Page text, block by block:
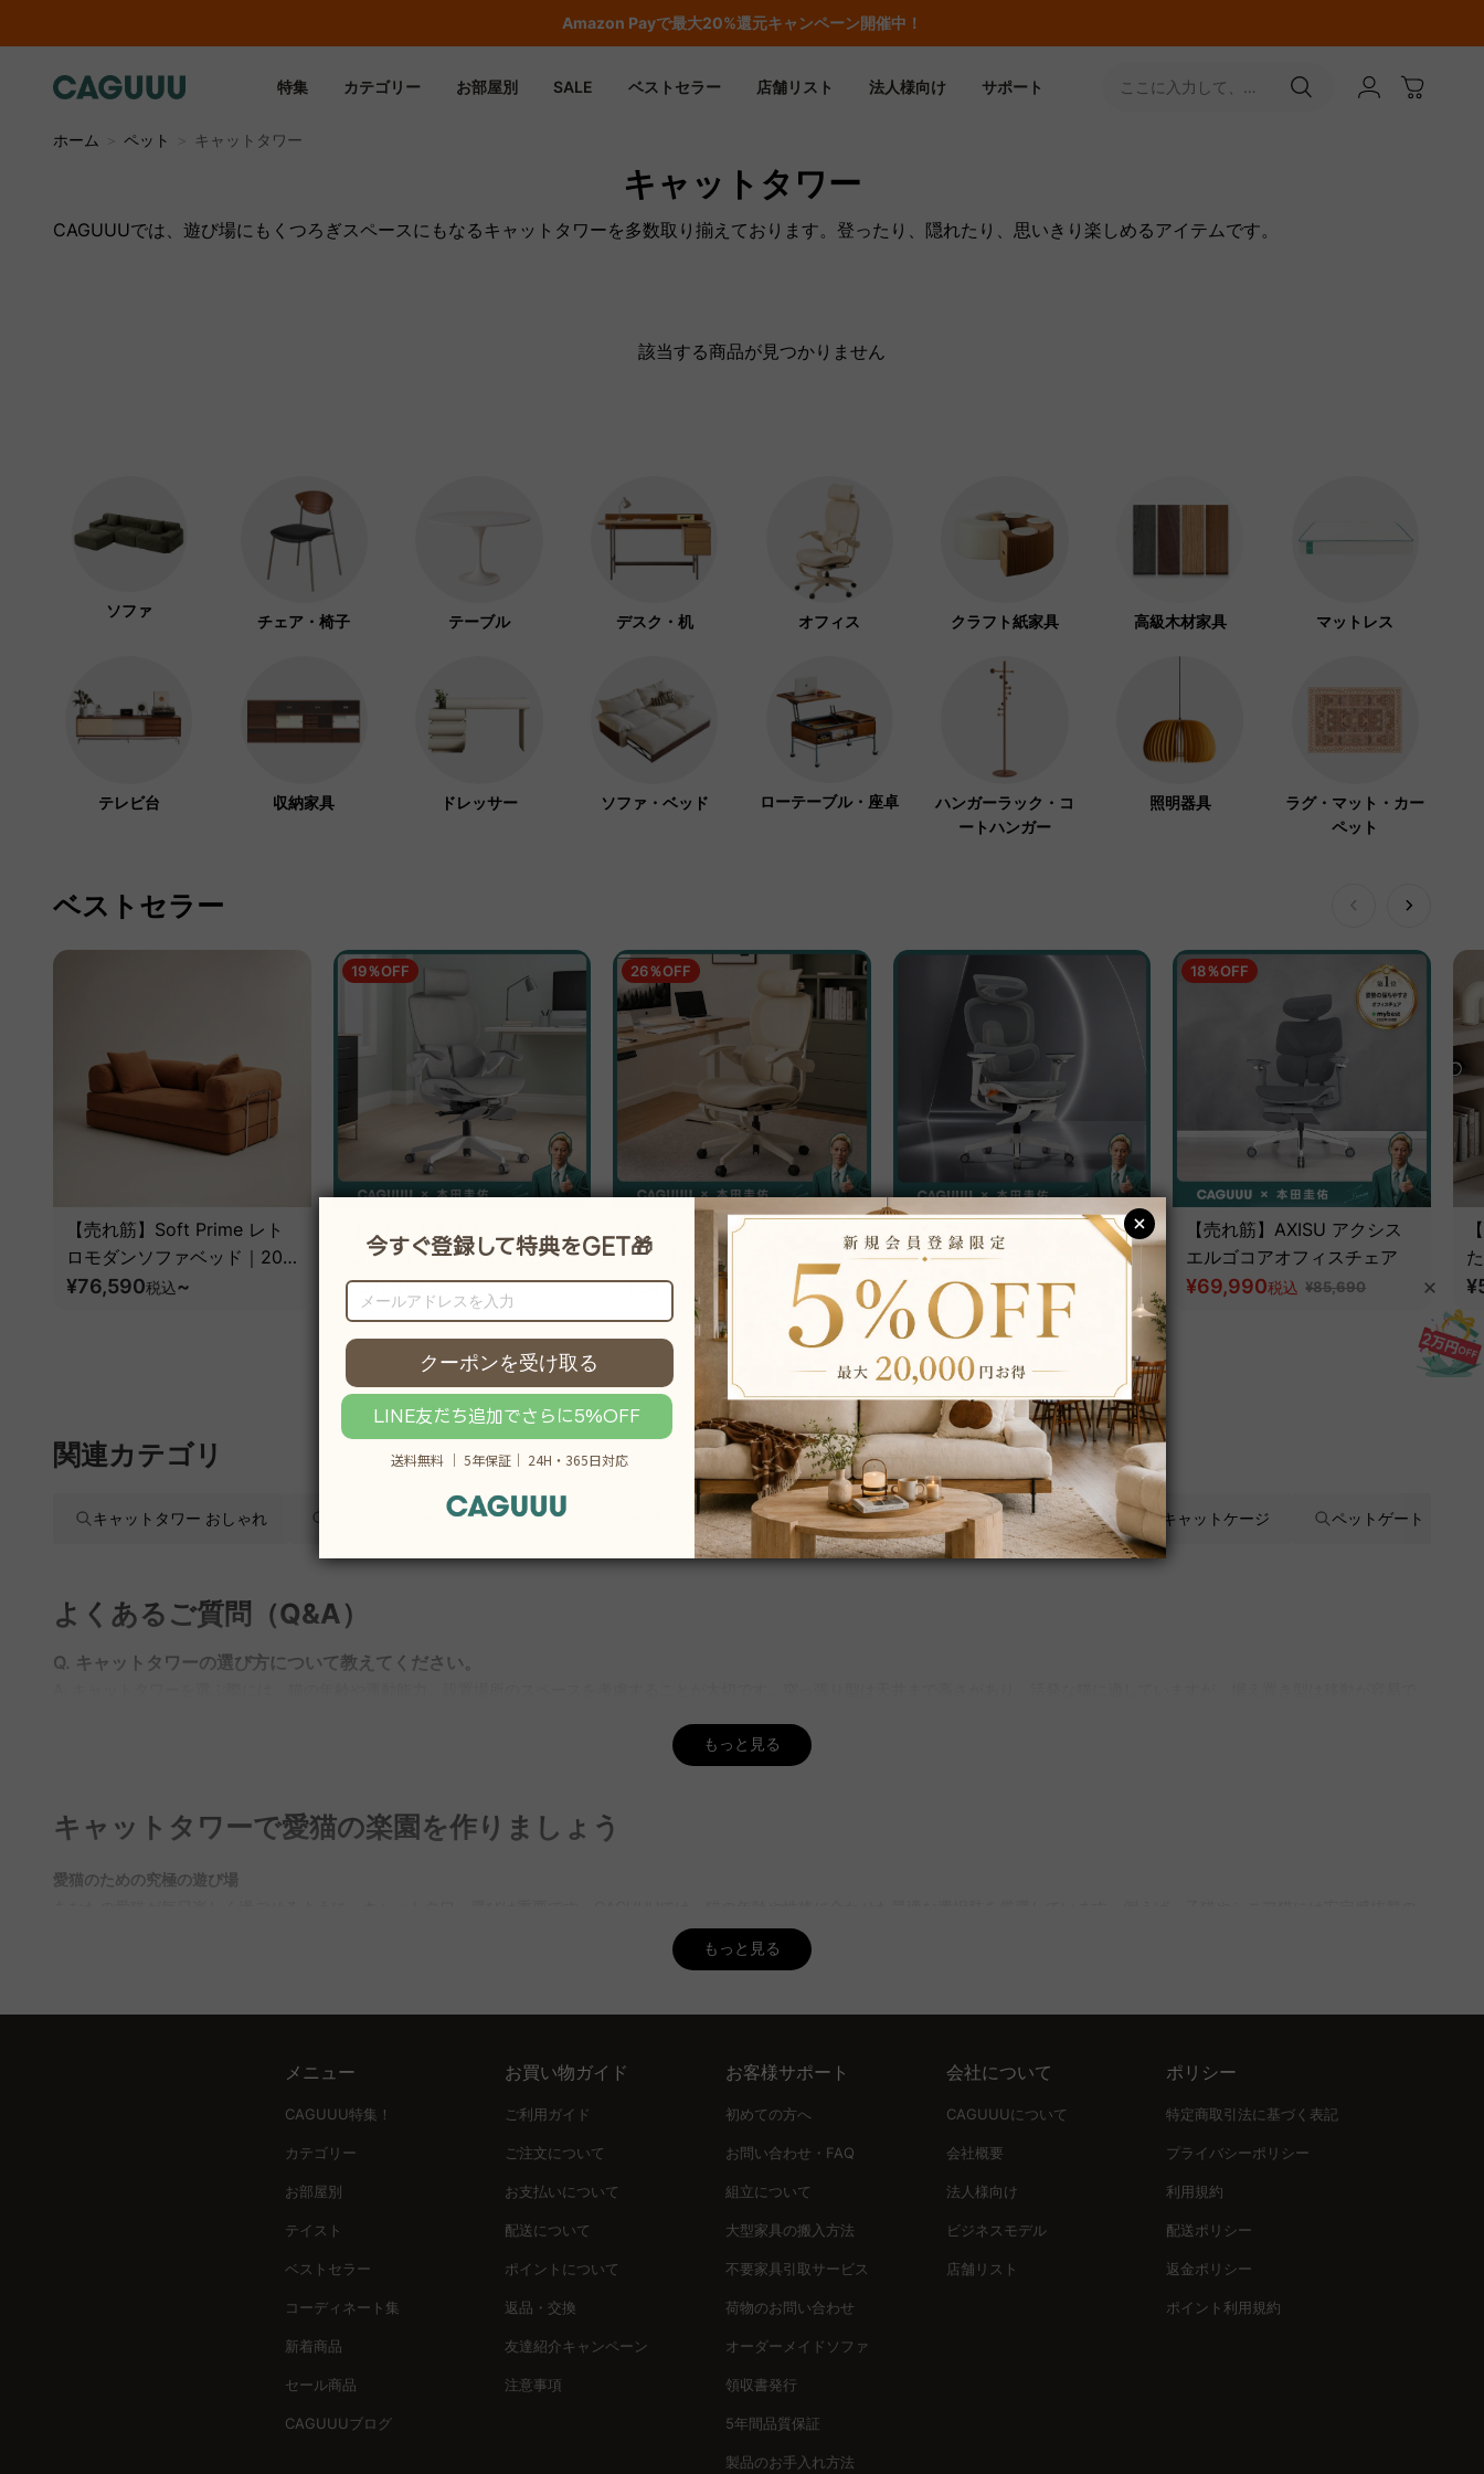
Amazon Payで最大20%還元キャンペーン開催中！
特集 カテゴリー お部屋別 SALE ベストセラー 店舗リスト 法人様向け サポート
ここに入力して、
ホーム
ペット キャットタワー
キャットタワー
CAGUUUでは、遊び場にもくつろぎスペースにもなるキャットタワーを多数取り揃えております。登ったり、隠れたり、思いきり楽しめるアイテムです。
該当する商品が見つかりません
ソファ
チェア・椅子 テーブル デスク・机 オフィス クラフト紙家具 高級木材家具 マットレス
テレビ台 収納家具 ドレッサー ソファ・ベッド ローテーブル・座卓
ハンガーラック・コ
ートハンガー
照明器具
ラグ・マット・カー
ペット
ベストセラー
【売れ筋】Soft Prime レト
ロモダンソファベッド｜20
色以上から選べるコーデュロ
¥76,590税込~
19％OFF
【売れ筋】AXISU アクシス
コアライトオフィスチェア
¥31,790税込 ¥39,290
26％OFF
【売れ筋】AXISU アクシス
エアリーライトオフィスチェ
ア
¥24,990 税込 ¥33,990
AXISU アクシスエルゴフラ
イオフィスチェア｜圧倒的な
追従機能とフルサポート構造
¥52,800 税込
18％OFF
【売れ筋】AXISU アクシス
エルゴコアオフィスチェア
¥69,990税込 ¥85,690
関連カテゴリ
キャットタワー おしゃれ キャットタワー 木製 キャットタワー 突っ張り キャットタワー スリム キャットハウス キャットケージ ペットゲート
よくあるご質問（Q&A）
Q. キャットタワーの選び方について教えてください。
め、賃貸などの限られたスペースでも安心です。CAGUUUでは、コンパクトで安定感のある据え置き型キャットタワーを取り揃えておりますので、ぜひご覧ください。
Q. キャットタワーの素材選びのポイントはありますか？
トタワーを多数ご用意しており、5年品質保証で長く安心してお使いいただけます。
もっと見る
キャットタワーで愛猫の楽園を作りましょう
愛猫のための究極の遊び場
据え置き型を、活発な猫には高さがある突っ張り型を提案します。猫の安全と安心を第一に、設置場所やサイズも考慮したデザインを揃えています。
あなたの家にぴったりなコーディネート
CAGUUUのキャットタワーコレクションは、部屋の広さやインテリアスタイルに合わせて選べる多彩なバリエーションが魅力。リビングや寝室にぴったりのデザインを見つけて、愛猫との生活空間
に、安心してお買い物を楽しんでいただける環境を提供します。
愛猫のために、最高の遊び場を作りましょう。CAGUUUのキャットタワーコレクションは、あなたの家にぴったりのアイテムを提供します。今すぐコレクションページを訪れ、愛猫の楽園を手に入
もっと見る
メニュー
CAGUUU特集！
カテゴリー
お部屋別
テイスト
ベストセラー
コーディネート集
新着商品
セール商品
CAGUUUブログ
お買い物ガイド
ご利用ガイド
ご注文について
お支払いについて
配送について
ポイントについて
返品・交換
友達紹介キャンペーン
注意事項
お客様サポート
初めての方へ
お問い合わせ・FAQ
組立について
大型家具の搬入方法
不要家具引取サービス
荷物のお問い合わせ
オーダーメイドソファ
領収書発行
5年間品質保証
製品のお手入れ方法
会社について
CAGUUUについて
会社概要
法人様向け
ビジネスモデル
店舗リスト
ポリシー
特定商取引法に基づく表記
プライバシーポリシー
利用規約
配送ポリシー
返金ポリシー
ポイント利用規約